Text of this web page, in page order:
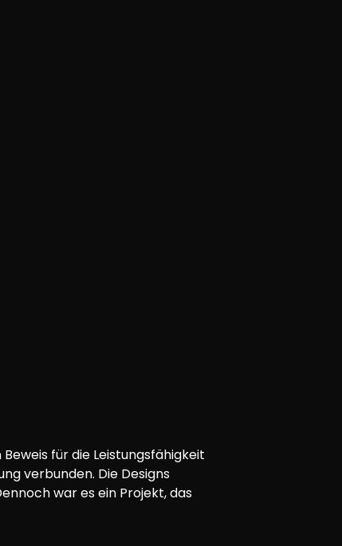
für die Leistungsfähigkeit
verbunden. Die Designs
war es ein Projekt, das